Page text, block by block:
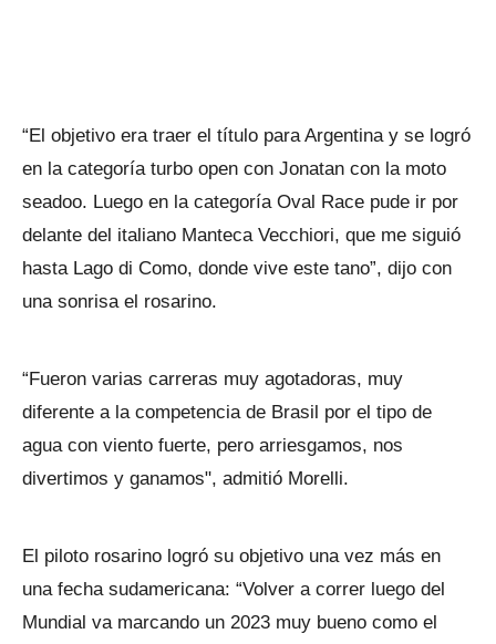
“El objetivo era traer el título para Argentina y se logró
en la categoría turbo open con Jonatan con la moto
seadoo. Luego en la categoría Oval Race pude ir por
delante del italiano Manteca Vecchiori, que me siguió
hasta Lago di Como, donde vive este tano”, dijo con
una sonrisa el rosarino.
“Fueron varias carreras muy agotadoras, muy
diferente a la competencia de Brasil por el tipo de
agua con viento fuerte, pero arriesgamos, nos
divertimos y ganamos", admitió Morelli.
El piloto rosarino logró su objetivo una vez más en
una fecha sudamericana: “Volver a correr luego del
Mundial va marcando un 2023 muy bueno como el